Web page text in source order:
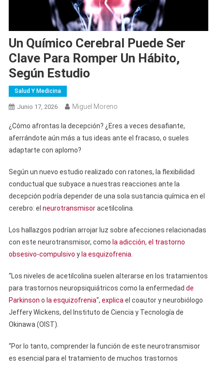
Un Químico Cerebral Puede Ser
Clave Para Romper Un Hábito,
Según Estudio
Salud Y Medicina
Junio 17, 2026 Miguel Moreno
¿Cómo afrontas la decepción? ¿Eres a veces desafiante,
aferrándote aún más a tus ideas ante el fracaso, o sueles
adaptarte con aplomo?
Según un nuevo estudio realizado con ratones, la flexibilidad
conductual que subyace a nuestras reacciones ante la
decepción podría depender de una sola sustancia química en el
cerebro: el neurotransmisoracetilcolina.
Los hallazgos podrían arrojar luz sobre afecciones relacionadas
con este neurotransmisor, como la adicción, el trastorno
obsesivo-compulsivo y la esquizofrenia
“Los niveles de acetilcolina suelen alterarse en los tratamientos
para trastornos neuropsiquiátricos como la enfermedad de
Parkinson o la esquizofrenia“, explica el coautor y neurobiólogo
Jeffery Wickens, del Instituto de Ciencia y Tecnología de
Okinawa (OIST).
“Por lo tanto, comprender la función de este neurotransmisor
es esencial para el tratamiento de muchos trastornos